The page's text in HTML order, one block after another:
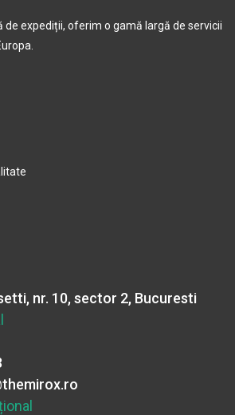
de expediții, oferim o gamă largă de servicii
nr. 10, sector 2, Bucuresti